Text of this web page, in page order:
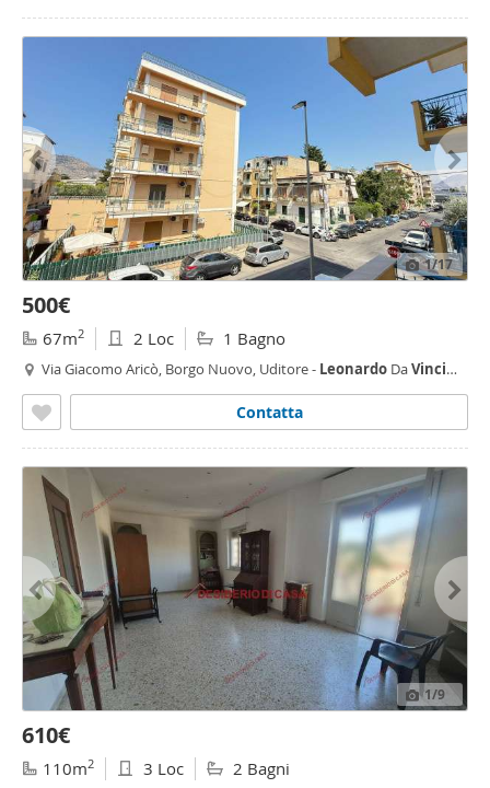
1/17
500€
67m2 2 Loc 1 Bagno
Via Giacomo Aricò, Borgo Nuovo, Uditore - Leonardo DaVinci
Contatta
1/9
610€
110m2 3 Loc 2 Bagni